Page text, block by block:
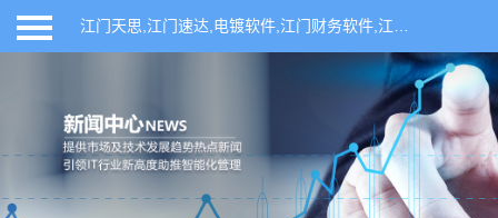
首页
产品系列
行业方案